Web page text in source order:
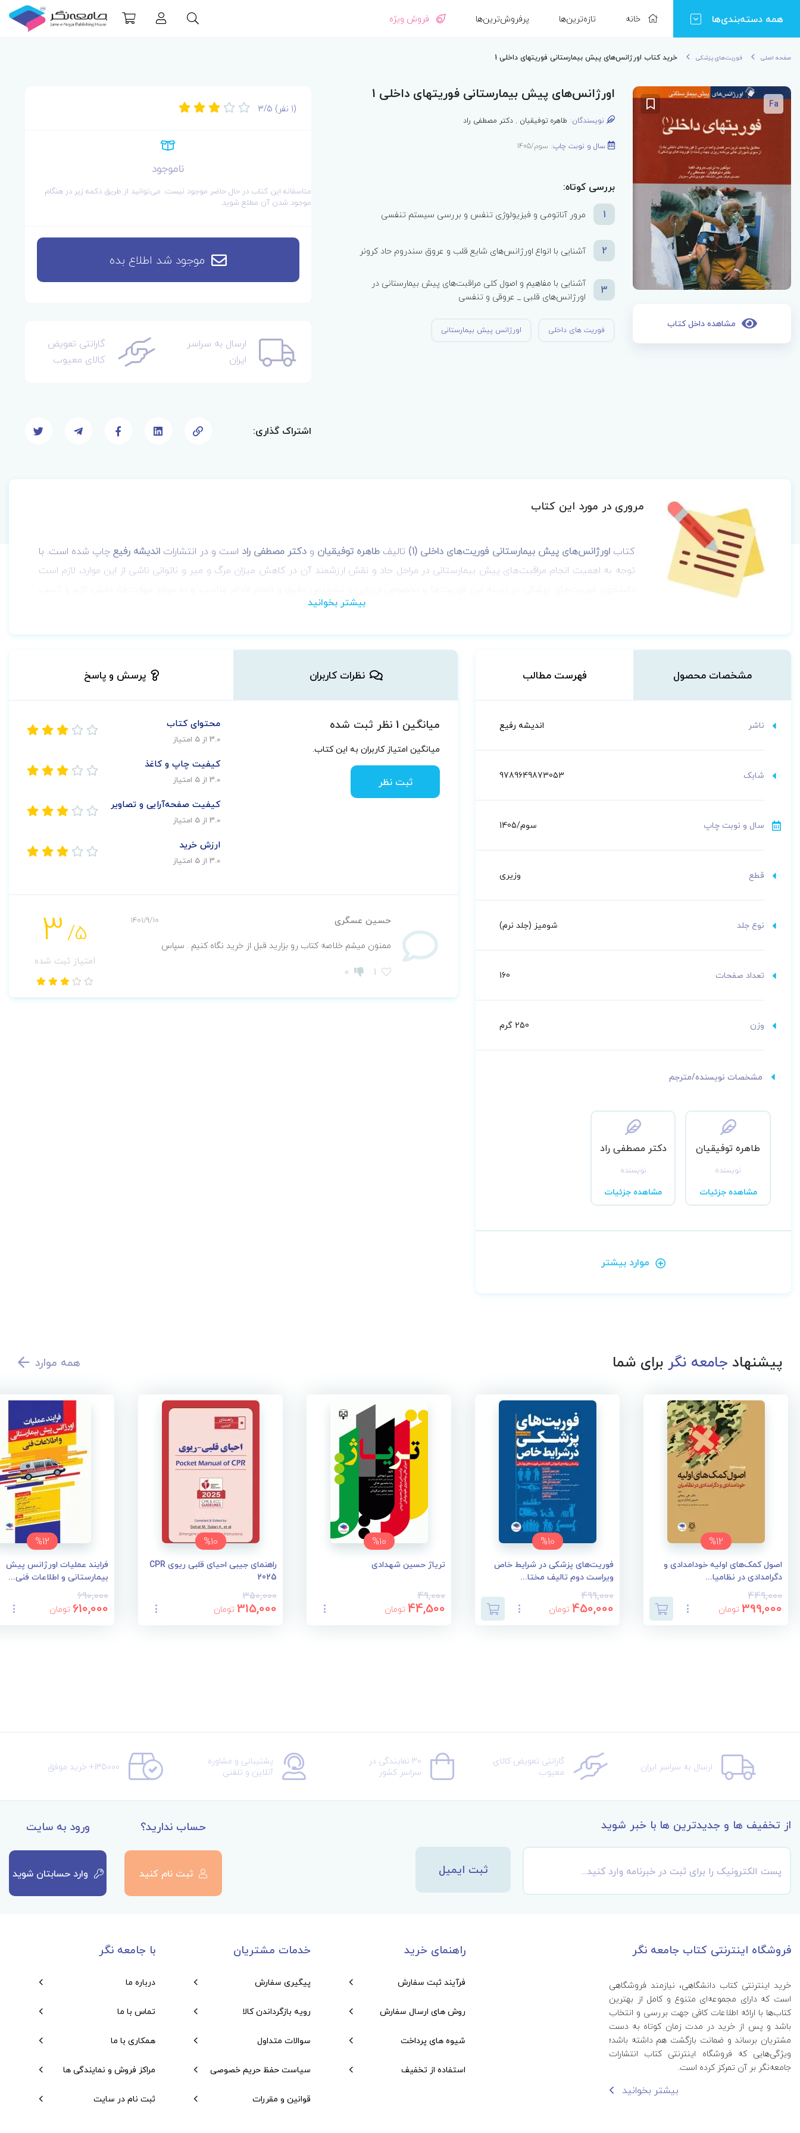
همه دسته‌بندی‌ها خانه تازه‌ترین‌ها پرفروش‌ترین‌ها فروش ویژه
صفحه اصلی فوریت‌های پزشکی خرید کتاب اورژانس‌های پیش بیمارستانی فوریتهای داخلی 1
Fa
مشاهده داخل کتاب
اورژانس‌های پیش بیمارستانی فوریتهای داخلی 1
نویسندگان: طاهره توفیقیان ,دکتر مصطفی راد
سال و نوبت چاپ: سوم/1405
بررسی کوتاه:
1
مرور آناتومی و فیزیولوژی تنفس و بررسی سیستم تنفسی
2 آشنایی با انواع اورژانس‌های شایع قلب و عروق سندروم حاد کرونر
3
آشنایی با مفاهیم و اصول کلی مراقبت‌های پیش بیمارستانی در
اورژانس‌های قلبی _ عروقی و تنفسی
فوریت های داخلی اورژانس پیش بیمارستانی
3/5 (1 نفر)
ناموجود
متاسفانه این کتاب در حال حاضر موجود نیست. می‌توانید از طریق دکمه زیر در هنگام
موجود شدن آن مطلع شوید.
موجود شد اطلاع بده
ارسال به سراسر
ایران
گارانتی تعویض
کالای معیوب
اشتراک گذاری:
مروری در مورد این کتاب
کتاباورژانس‌های پیش بیمارستانی فوریت‌های داخلی (1) تالیف طاهره توفیقیان ودکتر مصطفی راد است و در انتشارات اندیشه رفیعچاپ شده است. با
توجه به اهمیت انجام مراقبت‌های پیش بیمارستانی در مراحل حاد و نقش ارزشمند آن در کاهش میزان مرگ و میر و ناتوانی ناشی از این موارد، لازم است
مشخصات محصول فهرست مطالب
ناشر اندیشه رفیع
شابک 9789649873053
سال و نوبت چاپ سوم/1405
قطع وزیری
نوع جلد شومیز (جلد نرم)
تعداد صفحات 160
وزن 250 گرم
مشخصات نویسنده/مترجم
طاهره توفیقیان
نویسنده
مشاهده جزئیات
دکتر مصطفی راد
نویسنده
مشاهده جزئیات
موارد بیشتر
نظرات کاربران پرسش و پاسخ
میانگین 1 نظر ثبت شده
میانگین امتیاز کاربران به این کتاب.
ثبت نظر
محتوای کتاب
3.0 از 5 امتیاز
کیفیت چاپ و کاغذ
3.0 از 5 امتیاز
کیفیت صفحه‌آرایی و تصاویر
3.0 از 5 امتیاز
ارزش خرید
3.0 از 5 امتیاز
حسین عسگری 1401/9/10
ممنون میشم خلاصه کتاب رو بزارید قبل از خرید نگاه کنیم . سپاس
1
0
3/5
امتیاز ثبت شده
پیشنهادجامعه نگربرای شما همه موارد
%12
اصول کمک‌های اولیه خودامدادی و
دگرامدادی در نظامیا...
449,000
399,000 تومان
%10
فوریت‌های پزشکی در شرایط خاص
ویراست دوم تالیف مختا...
499,000
450,000 تومان
%10
تریاژ حسین شهدادی
49,000
44,500 تومان
%10
راهنمای جیبی احیای قلبی ریوی CPR
2025
350,000
315,000 تومان
%12
فرایند عملیات اورژانس پیش
بیمارستانی و اطلاعات فنی...
690,000
610,000 تومان
ارسال به سراسر ایران گارانتی تعویض کالای
معیوب
30 نمایندگی در
سراسر کشور
پشتیبانی و مشاوره
آنلاین و تلفنی 135000+ خرید موفق
از تخفیف ها و جدیدترین ها با خبر شوید
ثبت ایمیل
ورود به سایت
وارد حسابتان شوید
حساب ندارید؟
ثبت نام کنید
فروشگاه اینترنتی کتاب جامعه نگر
خرید اینترنتی کتاب‌ دانشگاهی، نیازمند فروشگاهی
است که دارای مجموعه‌ای متنوع و کامل از بهترین
کتاب‌ها با ارائه اطلاعات کافی جهت بررسی و انتخاب
باشد و پس از خرید در مدت زمان کوتاه به دست
مشتریان برساند و ضمانت بازگشت هم داشته باشد؛
ویژگی‌هایی که فروشگاه اینترنتی کتاب انتشارات
جامعه‌نگر بر آن تمرکز کرده است.
بیشتر بخوانید
راهنمای خرید
فرآیند ثبت سفارش
روش های ارسال سفارش
شیوه های پرداخت
استفاده از تخفیف
خدمات مشتریان
پیگیری سفارش
رویه بازگرداندن کالا
سوالات متداول
سیاست حفظ حریم خصوصی
قوانین و مقررات
با جامعه نگر
درباره ما
تماس با ما
همکاری با ما
مراکز فروش و نمایندگی ها
ثبت نام در سایت